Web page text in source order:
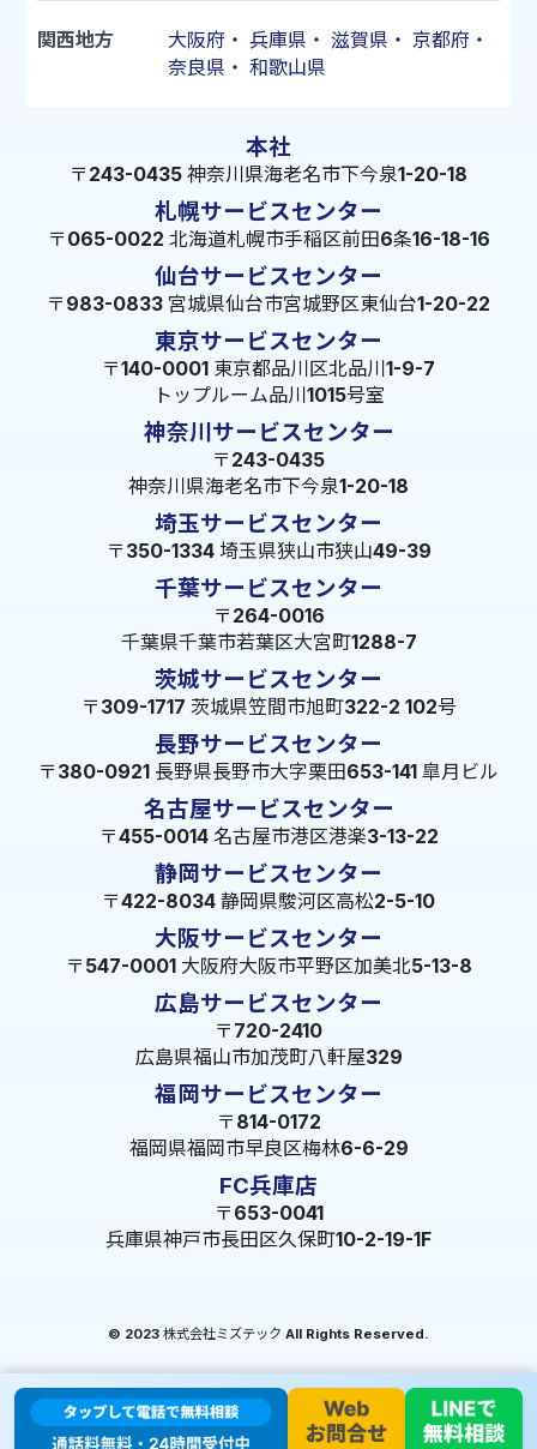
関西地方 大阪府 ・ 兵庫県 ・ 滋賀県 ・ 京都府 ・
奈良県 ・ 和歌山県
本社
〒243-0435 神奈川県海老名市下今泉1-20-18
札幌サービスセンター
〒065-0022 北海道札幌市手稲区前田6条16-18-16
仙台サービスセンター
〒983-0833 宮城県仙台市宮城野区東仙台1-20-22
東京サービスセンター
〒140-0001 東京都品川区北品川1-9-7
トップルーム品川1015号室
神奈川サービスセンター
〒243-0435
神奈川県海老名市下今泉1-20-18
埼玉サービスセンター
〒350-1334 埼玉県狭山市狭山49-39
千葉サービスセンター
〒264-0016
千葉県千葉市若葉区大宮町1288-7
茨城サービスセンター
〒309-1717 茨城県笠間市旭町322-2 102号
長野サービスセンター
〒380-0921 長野県長野市大字栗田653-141 皐月ビル
名古屋サービスセンター
〒455-0014 名古屋市港区港楽3-13-22
静岡サービスセンター
〒422-8034 静岡県駿河区高松2-5-10
大阪サービスセンター
〒547-0001 大阪府大阪市平野区加美北5-13-8
広島サービスセンター
〒720-2410
広島県福山市加茂町八軒屋329
福岡サービスセンター
〒814-0172
福岡県福岡市早良区梅林6-6-29
FC兵庫店
〒653-0041
兵庫県神戸市長田区久保町10-2-19-1F
© 2023 株式会社ミズテック All Rights Reserved.